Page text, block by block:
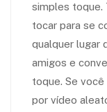
simples toque.
tocar para se
qualquer lugar
amigos e
toque. Se
por vídeo